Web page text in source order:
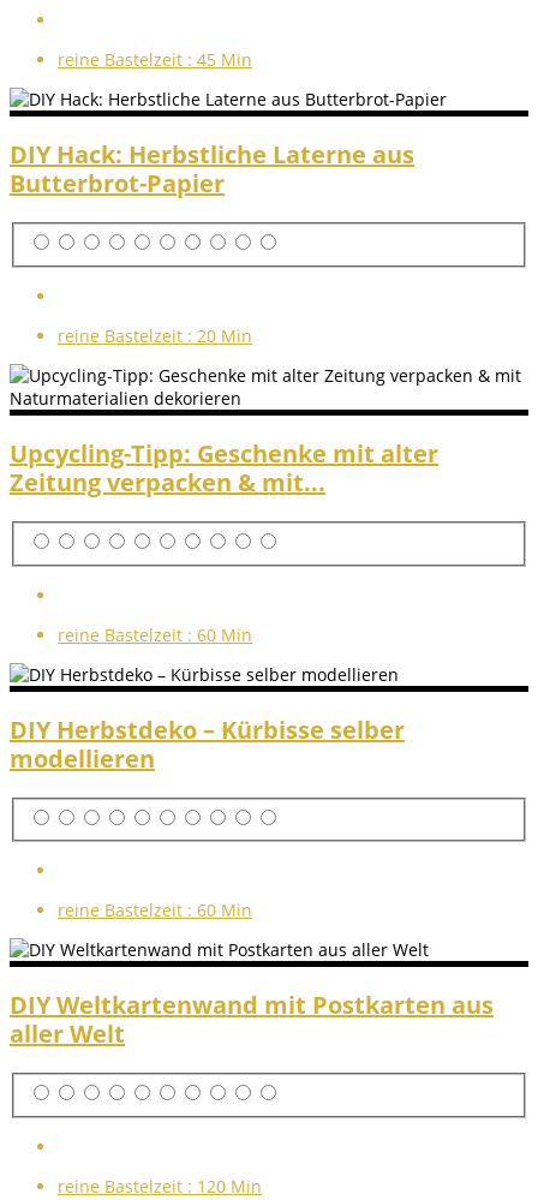
reine Bastelzeit : 45 Min
DIY Hack: Herbstliche Laterne aus
Butterbrot-Papier
reine Bastelzeit : 20 Min
Upcycling-Tipp: Geschenke mit alter
Zeitung verpacken & mit...
reine Bastelzeit : 60 Min
DIY Herbstdeko – Kürbisse selber
modellieren
reine Bastelzeit : 60 Min
DIY Weltkartenwand mit Postkarten aus
aller Welt
reine Bastelzeit : 120 Min